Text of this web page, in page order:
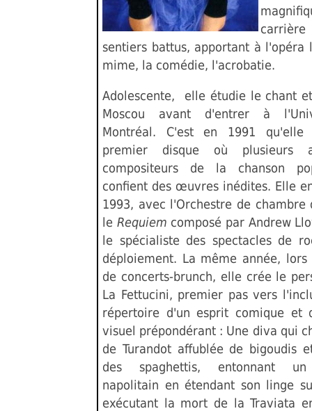
sentiers battus, apportant à l'opéra
mime, la comédie, l'acrobatie.
Adolescente, elle étudie le chant
Moscou avant d'entrer à
Montréal. C'est en 1991 qu'elle
premier disque où plusieurs
compositeurs de la chanson
confient des œuvres inédites. Elle
1993, avec l'Orchestre de chambre
le Requiem composé par Andrew
le spécialiste des spectacles de
déploiement. La même année, lors
de concerts-brunch, elle crée le
La Fettucini, premier pas vers
répertoire d'un esprit comique et
visuel prépondérant : Une diva qui
de Turandot affublée de bigoudis
des spaghettis, entonnant un
napolitain en étendant son linge
exécutant la mort de la Traviata